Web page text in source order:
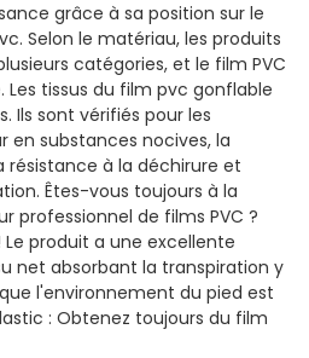
grâce à sa position sur le
Selon le matériau, les produits
catégories, et le film PVC
tissus du film pvc gonflable
Ils sont vérifiés pour les
substances nocives, la
résistance à la déchirure et
Êtes-vous toujours à la
professionnel de films PVC ?
produit a une excellente
net absorbant la transpiration y
l'environnement du pied est
: Obtenez toujours du film